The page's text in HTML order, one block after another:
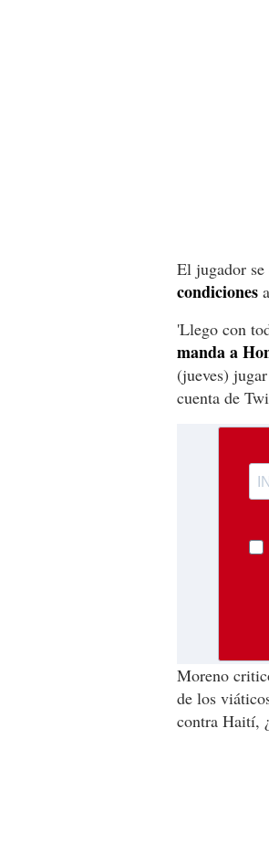
El jugador
condiciones
'Llego con
manda a
(jueves)
cuenta de
Moreno
de los
contra Haití,